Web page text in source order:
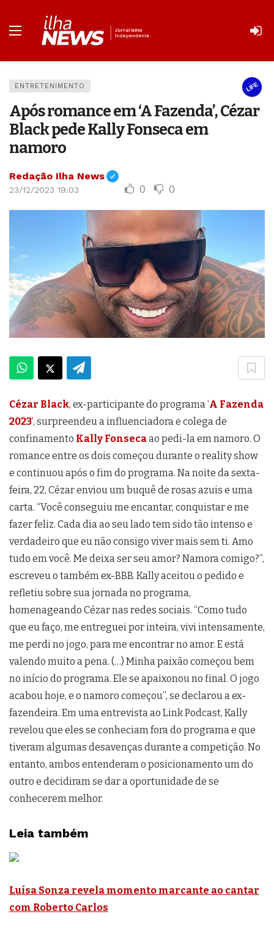
LIFE
ENTRETENIMENTO
Após romance em ‘A Fazenda’, Cézar
Black pede Kally Fonseca em
namoro
Redação Ilha News
23/12/2023 19:03 0 0
Cézar Black, ex-participante do programa ‘A Fazenda
2023‘, surpreendeu a influenciadora e colega de
confinamento Kally Fonsecaao pedi-la em namoro. O
romance entre os dois começou durante o reality show
e continuou após o fim do programa. Na noite da sexta-
feira, 22, Cézar enviou um buquê de rosas azuis e uma
carta. “Você conseguiu me encantar, conquistar e me
fazer feliz. Cada dia ao seu lado tem sido tão intenso e
verdadeiro que eu não consigo viver mais sem ti. Amo
tudo em você. Me deixa ser seu amor? Namora comigo?”,
escreveu o também ex-BBB. Kally aceitou o pedido e
refletiu sobre sua jornada no programa,
homenageando Cézar nas redes sociais. “Como tudo
que eu faço, me entreguei por inteira, vivi intensamente,
me perdi no jogo, para me encontrar no amor. E está
valendo muito a pena. (…) Minha paixão começou bem
no início do programa. Ele se apaixonou no final. O jogo
acabou hoje, e o namoro começou”, se declarou a ex-
fazendeira. Em uma entrevista ao Link Podcast, Kally
revelou que eles se conheciam fora do programa e que
tiveram algumas desavenças durante a competição. No
entanto, ambos entenderam o posicionamento um do
outro e decidiram se dar a oportunidade de se
conhecerem melhor.
Leia também
Luísa Sonza revela momento marcante ao cantar
com Roberto Carlos